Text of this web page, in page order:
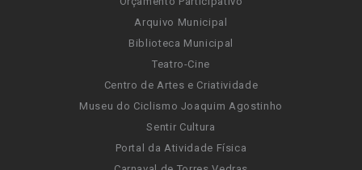
Arquivo Municipal
Biblioteca Municipal
Teatro-Cine
Centro de Artes e Criatividade
Museu do Ciclismo Joaquim Agostinho
Sentir Cultura
Portal da Atividade Física